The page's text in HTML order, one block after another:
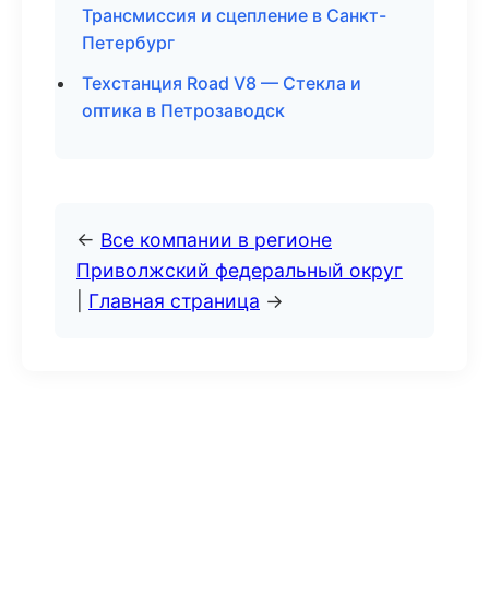
Трансмиссия и сцепление в Санкт-
Петербург
Техстанция Road V8 — Стекла и
оптика в Петрозаводск
← Все компании в регионе
Приволжский федеральный округ
Главная страница →